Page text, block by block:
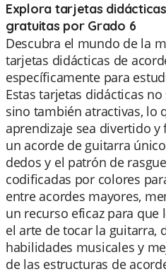
Explora tarjetas
gratuitas por Grado 6
Descubra el mundo de la
tarjetas didácticas de
específicamente para
Estas tarjetas didácticas
sino también atractivas, lo
aprendizaje sea divertido y
un acorde de guitarra
dedos y el patrón de
codificadas por colores
entre acordes mayores,
un recurso eficaz para
el arte de tocar la guitarra,
habilidades musicales y
de las estructuras de